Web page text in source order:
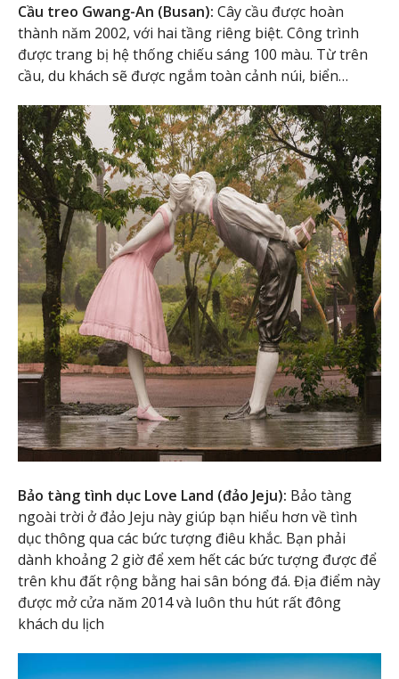
Cầu treo Gwang-An (Busan): Cây cầu được hoàn
thành năm 2002, với hai tầng riêng biệt. Công trình
được trang bị hệ thống chiếu sáng 100 màu. Từ trên
cầu, du khách sẽ được ngắm toàn cảnh núi, biển…
Bảo tàng tình dục Love Land (đảo Jeju): Bảo tàng
ngoài trời ở đảo Jeju này giúp bạn hiểu hơn về tình
dục thông qua các bức tượng điêu khắc. Bạn phải
dành khoảng 2 giờ để xem hết các bức tượng được để
trên khu đất rộng bằng hai sân bóng đá. Địa điểm này
được mở cửa năm 2014 và luôn thu hút rất đông
khách du lịch